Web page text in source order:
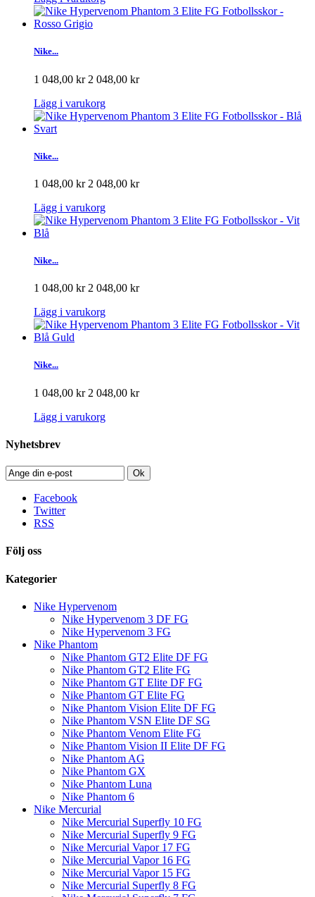
Nike...
1 048,00 kr 2 048,00 kr
Lägg i varukorg
Nike...
1 048,00 kr 2 048,00 kr
Lägg i varukorg
Nike...
1 048,00 kr 2 048,00 kr
Lägg i varukorg
Nike...
1 048,00 kr 2 048,00 kr
Lägg i varukorg
Nyhetsbrev
Ok
Facebook
Twitter
RSS
Följ oss
Kategorier
Nike Hypervenom
Nike Hypervenom 3 DF FG
Nike Hypervenom 3 FG
Nike Phantom
Nike Phantom GT2 Elite DF FG
Nike Phantom GT2 Elite FG
Nike Phantom GT Elite DF FG
Nike Phantom GT Elite FG
Nike Phantom Vision Elite DF FG
Nike Phantom VSN Elite DF SG
Nike Phantom Venom Elite FG
Nike Phantom Vision II Elite DF FG
Nike Phantom AG
Nike Phantom GX
Nike Phantom Luna
Nike Phantom 6
Nike Mercurial
Nike Mercurial Superfly 10 FG
Nike Mercurial Superfly 9 FG
Nike Mercurial Vapor 17 FG
Nike Mercurial Vapor 16 FG
Nike Mercurial Vapor 15 FG
Nike Mercurial Superfly 8 FG